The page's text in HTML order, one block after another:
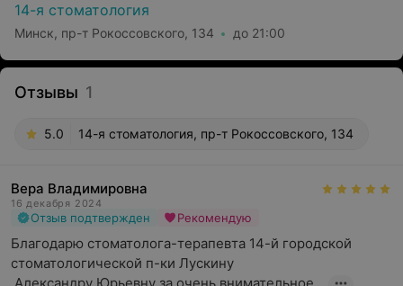
14-я стоматология
Минск, пр-т Рокоссовского, 134 до 21:00
Отзывы 1
5.0 14-я стоматология, пр-т Рокоссовского, 134
Вера Владимировна
16 декабря 2024
Отзыв подтвержден Рекомендую
Благодарю стоматолога-терапевта 14-й городской
стоматологической п-ки Лускину